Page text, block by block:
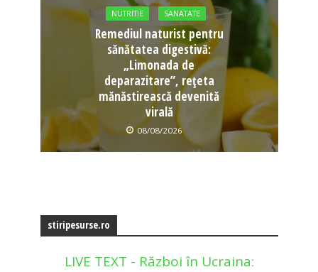
NUTRITIE SANATATE
Remediul naturist pentru
sănătatea digestivă:
„Limonada de
deparazitare”, rețeta
mănăstirească devenită
virală
08/08/2026
stiripesurse.ro
LIVE TEXT - Război în Ucraina: